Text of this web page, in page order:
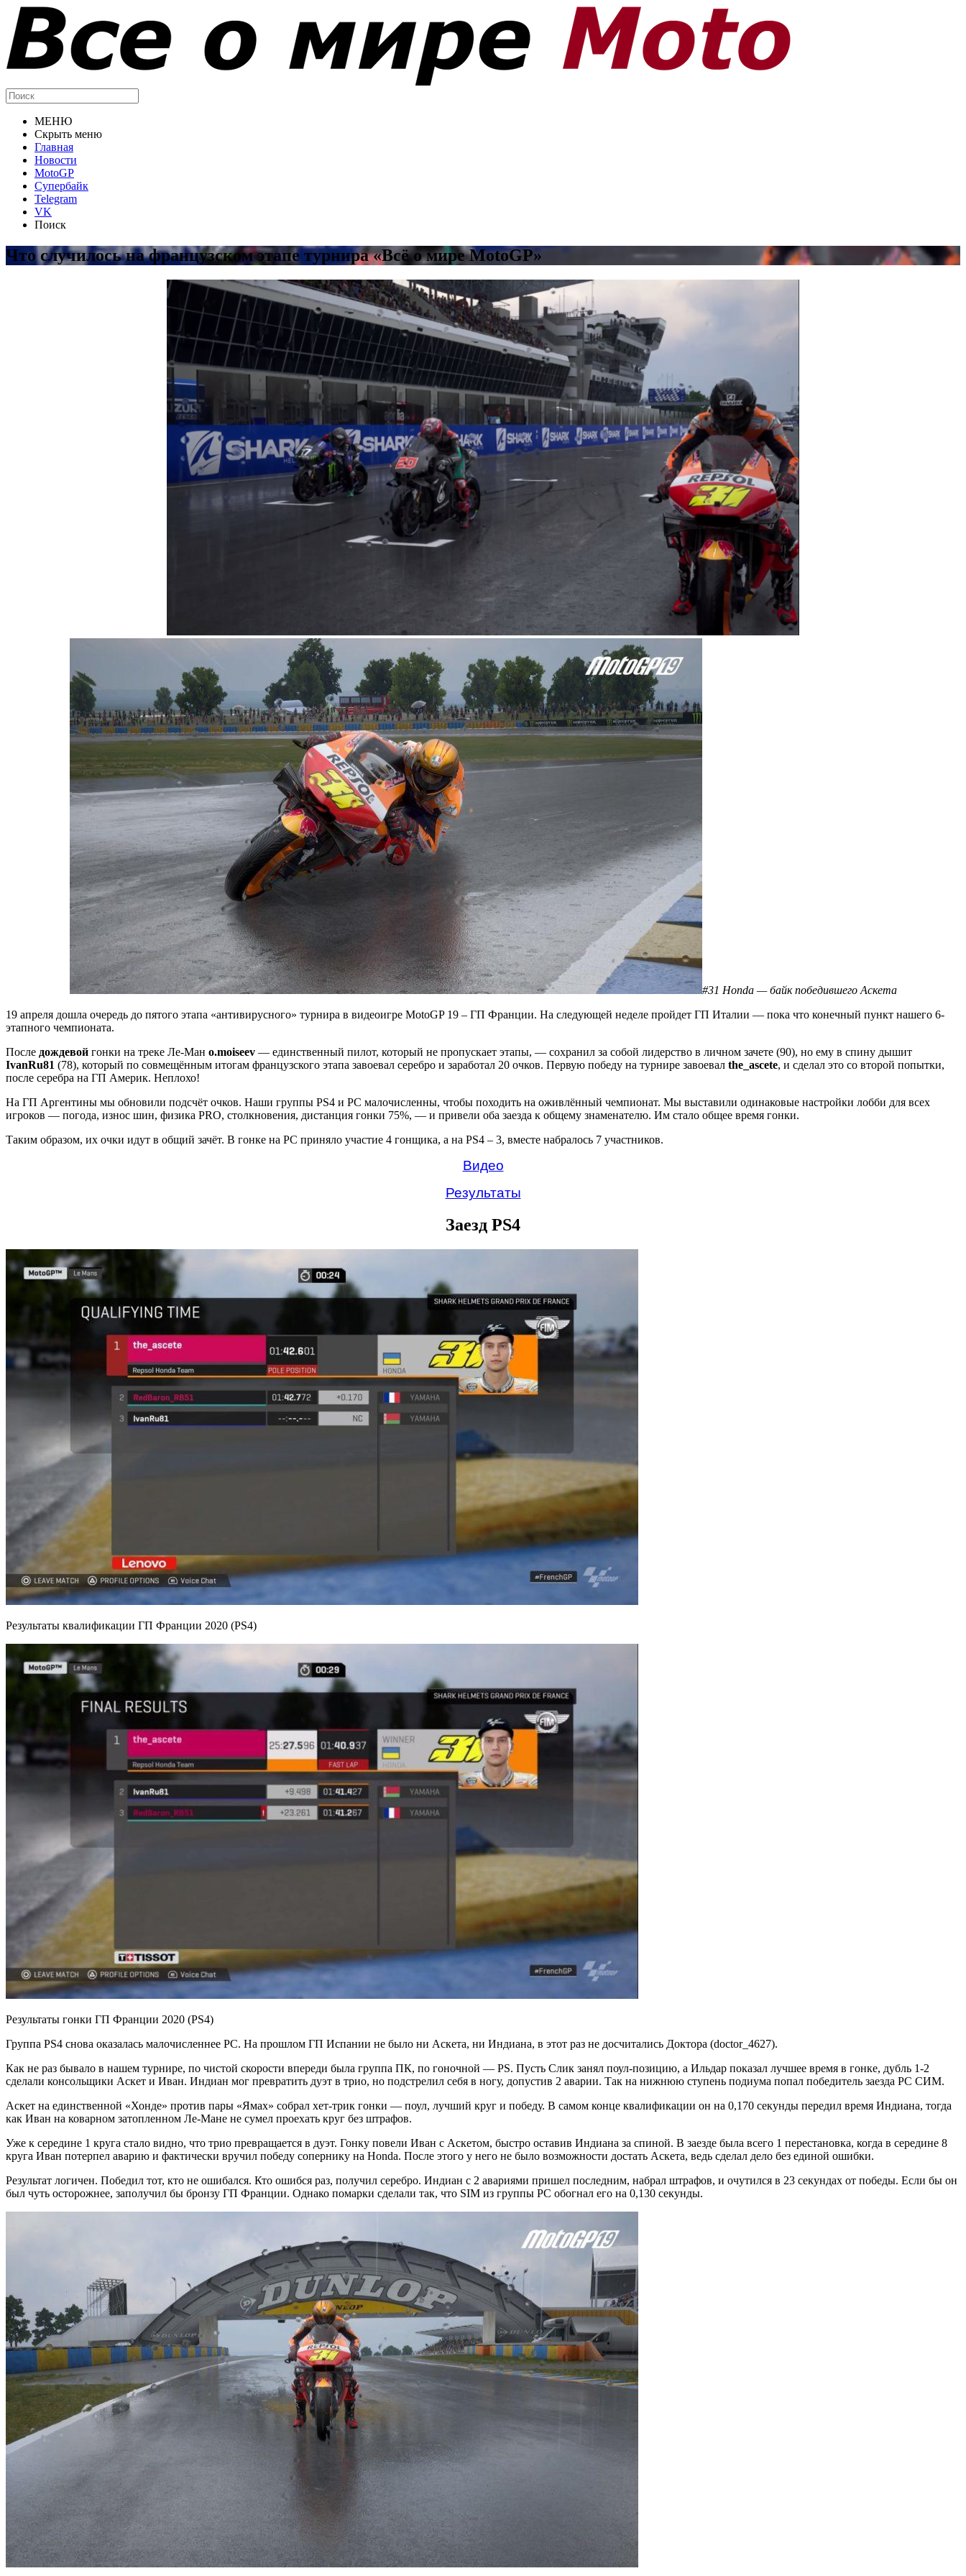
МЕНЮ
Скрыть меню
Главная
Новости
MotoGP
Супербайк
Telegram
VK
Поиск
Что случилось на французском этапе турнира «Всё о мире MotoGP»
#31 Honda — байк победившего Аскета
19 апреля дошла очередь до пятого этапа «антивирусного» турнира в видеоигре MotoGP 19 – ГП Франции. На следующей неделе пройдет ГП Италии — пока что конечный пункт нашего 6-
этапного чемпионата.
После дождевой гонки на треке Ле-Ман o.moiseev — единственный пилот, который не пропускает этапы, — сохранил за собой лидерство в личном зачете (90), но ему в спину дышит
IvanRu81 (78), который по совмещённым итогам французского этапа завоевал серебро и заработал 20 очков. Первую победу на турнире завоевал the_ascete, и сделал это со второй попытки,
после серебра на ГП Америк. Неплохо!
На ГП Аргентины мы обновили подсчёт очков. Наши группы PS4 и PC малочисленны, чтобы походить на оживлённый чемпионат. Мы выставили одинаковые настройки лобби для всех
игроков — погода, износ шин, физика PRO, столкновения, дистанция гонки 75%, — и привели оба заезда к общему знаменателю. Им стало общее время гонки.
Таким образом, их очки идут в общий зачёт. В гонке на PC приняло участие 4 гонщика, а на PS4 – 3, вместе набралось 7 участников.
Видео
Результаты
Заезд PS4
Результаты квалификации ГП Франции 2020 (PS4)
Результаты гонки ГП Франции 2020 (PS4)
Группа PS4 снова оказалась малочисленнее PC. На прошлом ГП Испании не было ни Аскета, ни Индиана, в этот раз не досчитались Доктора (doctor_4627).
Как не раз бывало в нашем турнире, по чистой скорости впереди была группа ПК, по гоночной — PS. Пусть Слик занял поул-позицию, а Ильдар показал лучшее время в гонке, дубль 1-2
сделали консольщики Аскет и Иван. Индиан мог превратить дуэт в трио, но подстрелил себя в ногу, допустив 2 аварии. Так на нижнюю ступень подиума попал победитель заезда PC СИМ.
Аскет на единственной «Хонде» против пары «Ямах» собрал хет-трик гонки — поул, лучший круг и победу. В самом конце квалификации он на 0,170 секунды передил время Индиана, тогда
как Иван на коварном затопленном Ле-Мане не сумел проехать круг без штрафов.
Уже к середине 1 круга стало видно, что трио превращается в дуэт. Гонку повели Иван с Аскетом, быстро оставив Индиана за спиной. В заезде была всего 1 перестановка, когда в середине 8
круга Иван потерпел аварию и фактически вручил победу сопернику на Honda. После этого у него не было возможности достать Аскета, ведь сделал дело без единой ошибки.
Результат логичен. Победил тот, кто не ошибался. Кто ошибся раз, получил серебро. Индиан с 2 авариями пришел последним, набрал штрафов, и очутился в 23 секундах от победы. Если бы он
был чуть осторожнее, заполучил бы бронзу ГП Франции. Однако помарки сделали так, что SIM из группы PC обогнал его на 0,130 секунды.